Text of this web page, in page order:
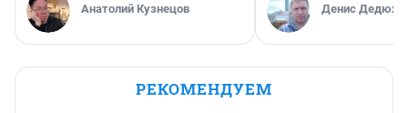
Анатолий Кузнецов Денис
РЕКОМЕНДУЕМ